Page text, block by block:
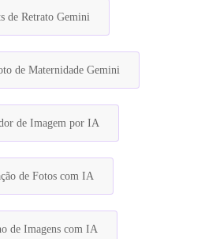
de Retrato Gemini
de Maternidade Gemini
de Imagem por IA
de Fotos com IA
de Imagens com IA